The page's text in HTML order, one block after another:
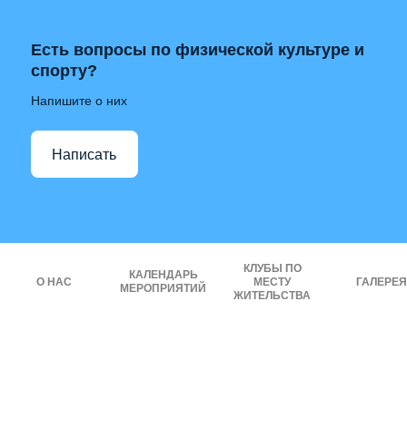
Есть вопросы по физической культуре и
спорту?
Напишите о них
Написать
О НАС
КАЛЕНДАРЬ
МЕРОПРИЯТИЙ
КЛУБЫ ПО
МЕСТУ
ЖИТЕЛЬСТВА
ГАЛЕРЕЯ